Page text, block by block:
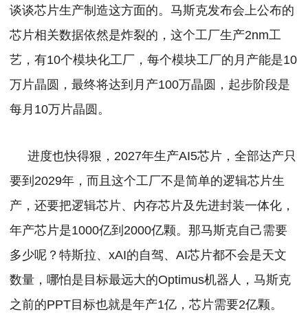
谈谈芯片生产制造这方面的。 马斯克发布会上公布的
芯片相关数据依然是炸裂的，这个工厂生产2nm工
艺，有10个模块化工厂，每个模块工厂的月产能是10
万片晶圆，最终将达到月产100万晶圆，起步阶段是
每月10万片晶圆。
进度也快得狠，2027年生产AI5芯片，全部达产只
要到2029年，而且这个工厂不是简单的逻辑芯片生
产，还要把逻辑芯片、内存芯片及先进封装一体化，
年产芯片是1000亿到2000亿颗。 那马斯克自己需要
多少呢？特斯拉、xAI的自驾、AI芯片都不会是天文
数量，哪怕是目标最远大的Optimus机器人，马斯克
之前的PPT目标也就是年产1亿，芯片需要2亿颗。